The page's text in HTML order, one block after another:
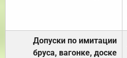
Допуски по имитации
бруса, вагонке, доске